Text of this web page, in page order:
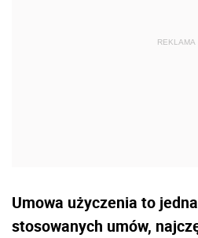
Umowa użyczenia to
stosowanych umów,